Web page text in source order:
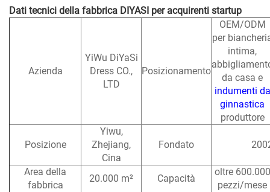
Dati tecnici della fabbrica DIYASI per acquirenti startup
Azienda
YiWu DiYaSi
Dress CO.,
LTD
Posizionamento
OEM/ODM
per
intima,
da casa e
indumenti da
ginnastica
produttore
Posizione
Yiwu,
Zhejiang,
Cina
Fondato
Area della
fabbrica
20.000 m² Capacità
oltre 600.000
pezzi/mese